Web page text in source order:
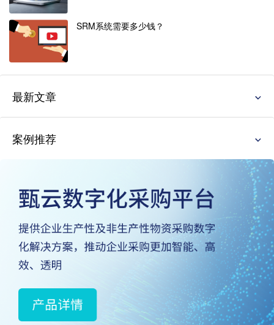
SRM系统需要多少钱？
最新文章
案例推荐